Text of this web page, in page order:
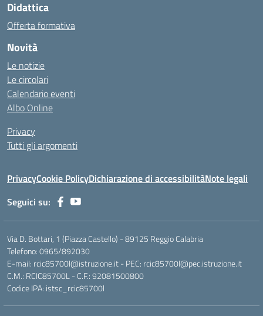
Didattica
Offerta formativa
Novità
Le notizie
Le circolari
Calendario eventi
Albo Online
Privacy
Tutti gli argomenti
PrivacyCookie PolicyDichiarazione di accessibilitàNote legali
Seguici su:
Via D. Bottari, 1 (Piazza Castello) - 89125 Reggio Calabria
Telefono: 0965/892030
E-mail: rcic85700l@istruzione.it - PEC: rcic85700l@pec.istruzione.it
C.M.: RCIC85700L - C.F.: 92081500800
Codice IPA: istsc_rcic85700l